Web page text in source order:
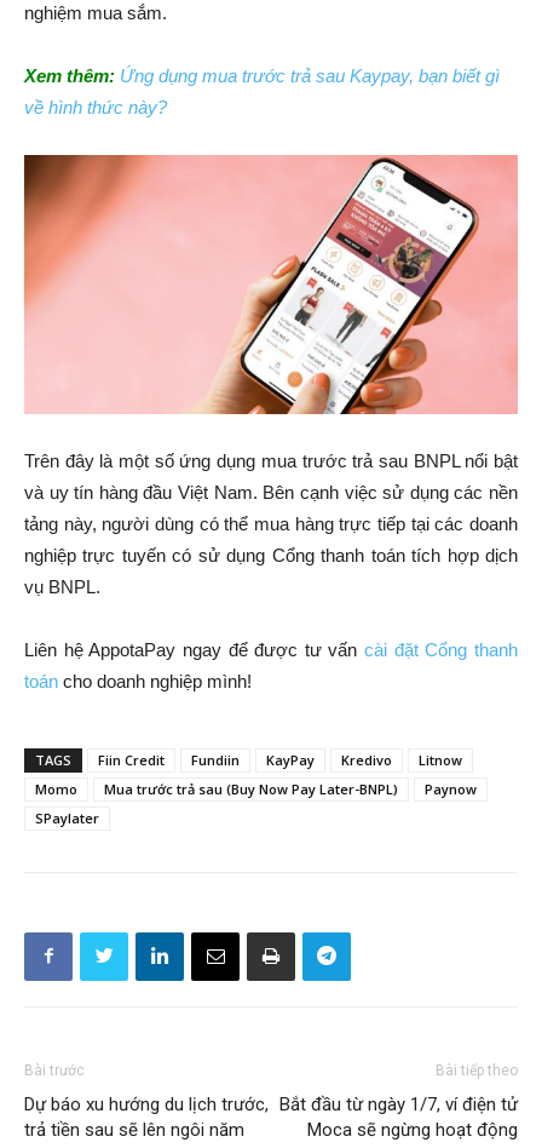
nghiệm mua sắm.
Xem thêm: Ứng dụng mua trước trả sau Kaypay, bạn biết gì
về hình thức này?
Trên đây là một số ứng dụng mua trước trả sau BNPL nổi bật
và uy tín hàng đầu Việt Nam. Bên cạnh việc sử dụng các nền
tảng này, người dùng có thể mua hàng trực tiếp tại các doanh
nghiệp trực tuyến có sử dụng Cổng thanh toán tích hợp dịch
vụ BNPL.
Liên hệ AppotaPay ngay để được tư vấncài đặt Cổng thanh
toán cho doanh nghiệp mình!
TAGS Fiin Credit Fundiin KayPay Kredivo
Litnow
Momo
Mua trước trả sau (Buy Now Pay Later-BNPL)
Paynow
SPaylater
Bài trước
Dự báo xu hướng du lịch trước,
trả tiền sau sẽ lên ngôi năm
Bài tiếp theo
Bắt đầu từ ngày 1/7, ví điện tử
Moca sẽ ngừng hoạt động